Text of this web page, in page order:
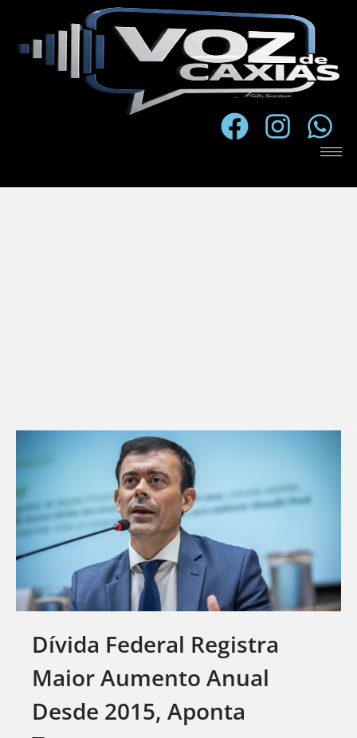
Dívida Federal Registra
Maior Aumento Anual
Desde 2015, Aponta